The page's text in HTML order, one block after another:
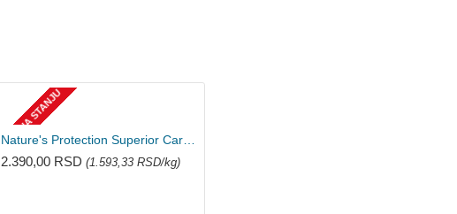
NEMA NA STANJU Nature's Protection Superior Care hrana za mačke - Red Cat 1.5kg
2.390,00 RSD(1.593,33 RSD/kg)